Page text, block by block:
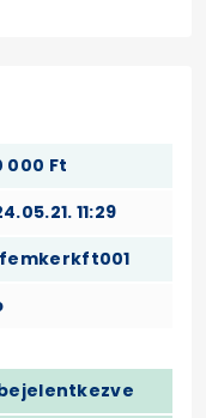
000 Ft
11:29